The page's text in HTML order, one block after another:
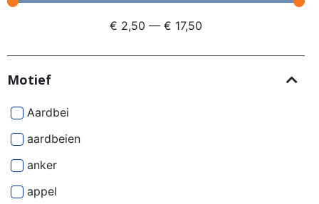
€ 2,50 — € 17,50
Motief
Aardbei
aardbeien
anker
appel